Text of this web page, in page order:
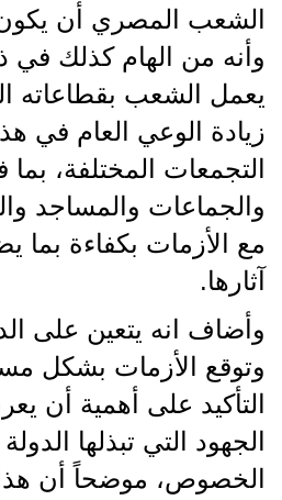
الشعب المصري أن
وأنه من الهام كذلك في
يعمل الشعب بقطاعاته
زيادة الوعي العام في
التجمعات المختلفة،
والجماعات والمساجد
مع الأزمات بكفاءة بما
آثارها.
وأضاف انه يتعين على
وتوقع الأزمات بشكل
التأكيد على أهمية أن
الجهود التي تبذلها
الخصوص، موضحاً أن